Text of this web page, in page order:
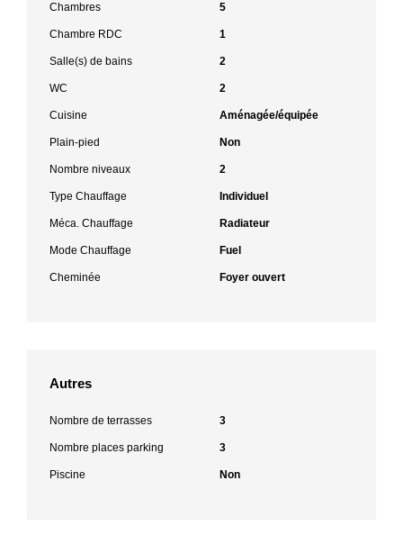
Chambres 5
Chambre RDC 1
Salle(s) de bains 2
WC 2
Cuisine Aménagée/équipée
Plain-pied Non
Nombre niveaux 2
Type Chauffage Individuel
Méca. Chauffage Radiateur
Mode Chauffage Fuel
Cheminée Foyer ouvert
Autres
Nombre de terrasses 3
Nombre places parking 3
Piscine Non